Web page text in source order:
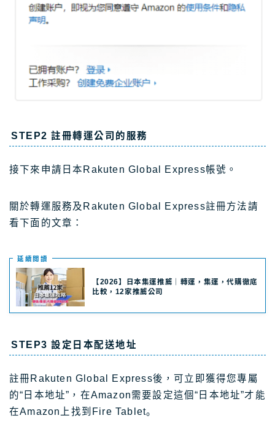
STEP2 註冊轉運公司的服務
接下來申請日本Rakuten Global Express帳號。
關於轉運服務及Rakuten Global Express註冊方法請
看下面的文章：
延續閲讀
【2026】日本集運推薦｜轉運，集運，代購徹底
比較，12家推薦公司
STEP3 設定日本配送地址
註冊Rakuten Global Express後，可立即獲得您專屬
的“日本地址”，在Amazon需要設定這個“日本地址”才能
在Amazon上找到Fire Tablet。